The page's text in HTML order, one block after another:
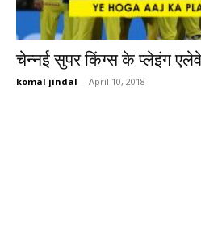
चेन्नई सुपर किंग्स के प्लेइंग
komal jindal - April 10, 2018